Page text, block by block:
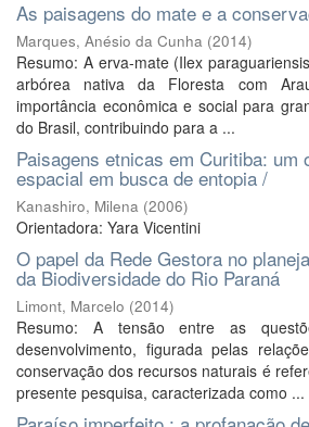
As paisagens do mate e a
Marques, Anésio da Cunha (2014)
Resumo: A erva-mate (Ilex
arbórea nativa da Floresta com
importância econômica e social para
do Brasil, contribuindo para a ...
Paisagens etnicas em Curitiba: um
espacial em busca de entopia /
Kanashiro, Milena (2006)
Orientadora: Yara Vicentini
O papel da Rede Gestora no
da Biodiversidade do Rio Paraná
Limont, Marcelo (2014)
Resumo: A tensão entre as
desenvolvimento, figurada pelas
conservação dos recursos naturais é
presente pesquisa, caracterizada como ...